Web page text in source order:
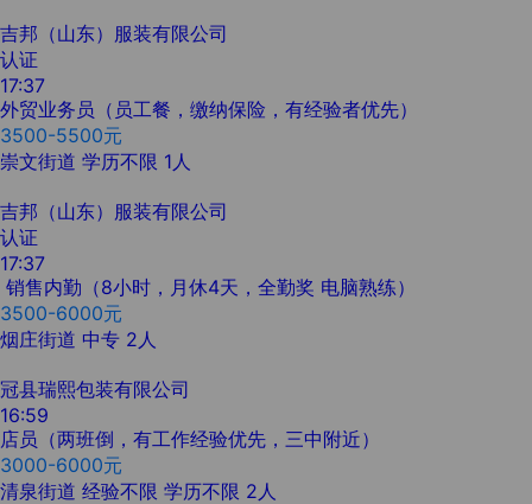
吉邦（山东）服装有限公司
认证
17:37
外贸业务员（员工餐，缴纳保险，有经验者优先）
3500-5500元
崇文街道 学历不限 1人
吉邦（山东）服装有限公司
认证
17:37
销售内勤（8小时，月休4天，全勤奖 电脑熟练）
3500-6000元
烟庄街道 中专 2人
冠县瑞熙包装有限公司
16:59
店员（两班倒，有工作经验优先，三中附近）
3000-6000元
清泉街道 经验不限 学历不限 2人